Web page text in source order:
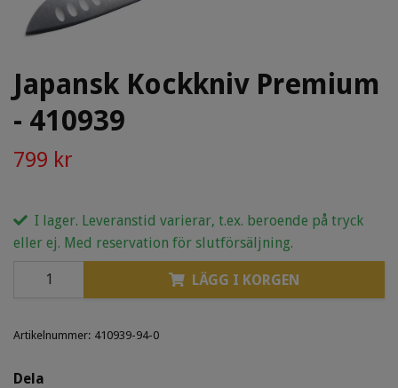
Japansk Kockkniv Premium
- 410939
799 kr
I lager. Leveranstid varierar, t.ex. beroende på tryck
eller ej. Med reservation för slutförsäljning.
LÄGG I KORGEN
Artikelnummer: 410939-94-0
Dela